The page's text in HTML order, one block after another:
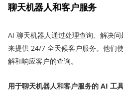
聊天机器人和客户服务
AI 聊天机器人通过处理查询、解决
来提供 24/7 全天候客户服务。他们
解和响应客户的查询。
用于聊天机器人和客户服务的 AI 工